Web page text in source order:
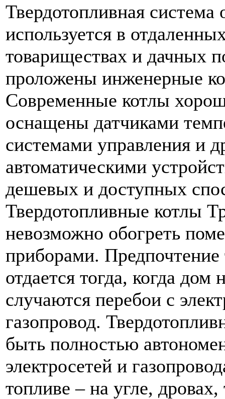
Твердотопливная система
используется в
товариществах и дачных
проложены инженерные
Современные котлы
оснащены датчиками
системами управления и
автоматическими
дешевых и доступных
Твердотопливные котлы
невозможно обогреть
приборами. Предпочтение
отдается тогда, когда
случаются перебои с
газопровод.
быть полностью
электросетей и
топливе – на угле,